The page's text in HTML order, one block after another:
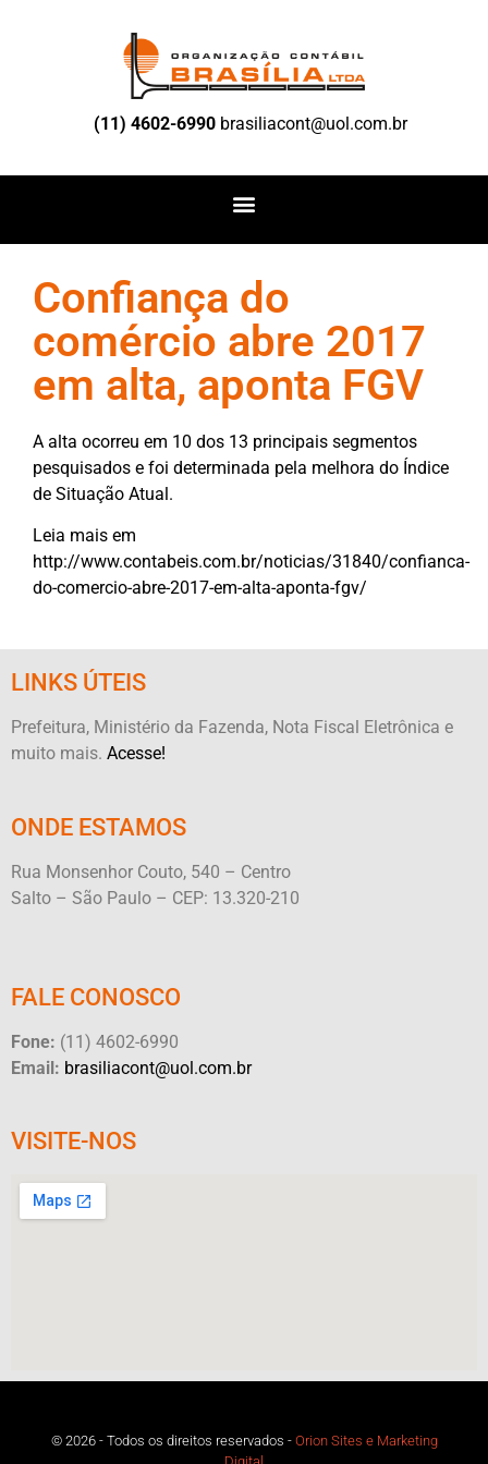
(11) 4602-6990 brasiliacont@uol.com.br
Confiança do
comércio abre 2017
em alta, aponta FGV
A alta ocorreu em 10 dos 13 principais segmentos
pesquisados e foi determinada pela melhora do Índice
de Situação Atual.
Leia mais em
http://www.contabeis.com.br/noticias/31840/confianca-
do-comercio-abre-2017-em-alta-aponta-fgv/
LINKS ÚTEIS
Prefeitura, Ministério da Fazenda, Nota Fiscal Eletrônica e
muito mais. Acesse!
ONDE ESTAMOS
Rua Monsenhor Couto, 540 – Centro
Salto – São Paulo – CEP: 13.320-210
FALE CONOSCO
Fone: (11) 4602-6990
Email: brasiliacont@uol.com.br
VISITE-NOS
© 2026 - Todos os direitos reservados - Orion Sites e Marketing